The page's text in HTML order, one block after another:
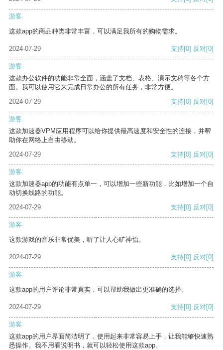
游客
这款app的商品种类非常丰富，可以满足我所有的购物需求。
2024-07-29 支持[0] 反对[0]
游客
这款办公软件的功能非常全面，涵盖了文档、表格、演示文稿等各个方
面。我可以使用它来完成日常办公的所有任务，非常方便。
2024-07-29
支持[0] 反对[0]
游客
这款加速器VPM应用程序可以给你提供最高速度和安全性的连接，并帮
助你在网络上自由移动。
2024-07-29
支持[0] 反对[0]
游客
这款加速器app的功能有点单一，可以增加一些新功能，比如增加一个自
动切换线路的功能。
2024-07-29
支持[0] 反对[0]
游客
这款游戏的音乐非常优美，听了让人心旷神怡。
2024-07-29 支持[0] 反对[0]
游客
这款app的用户评论非常真实，可以帮助我做出更准确的选择。
2024-07-29 支持[0] 反对[0]
游客
这款app的用户界面简洁明了，使用起来非常容易上手，让我能够快速熟
悉操作。我不用看说明书，就可以轻松使用这款app。